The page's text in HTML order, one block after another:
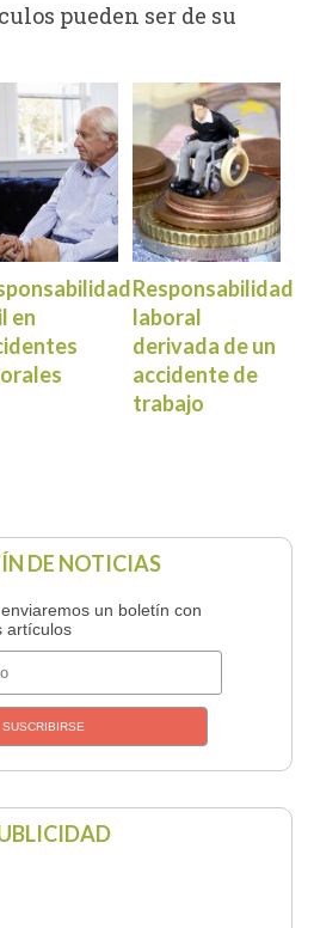
pueden ser de su
en
Responsabilidad
laboral
derivada de un
accidente de
trabajo
DE NOTICIAS
un boletín con
artículos